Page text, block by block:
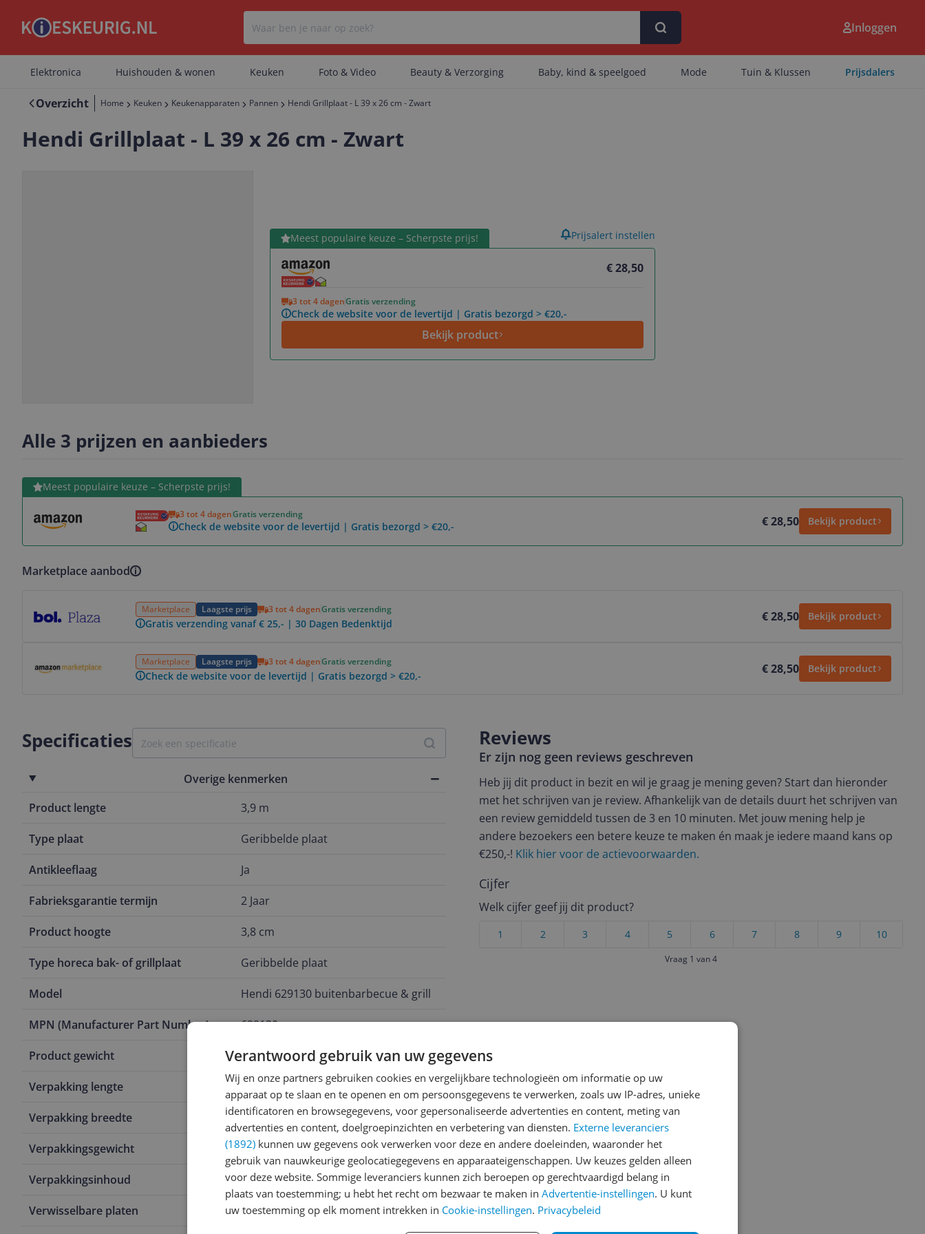
Er zijn geen artikelen gevonden.
Inloggen
Elektronica Huishouden & wonen Keuken Foto & Video Beauty & Verzorging Baby, kind & speelgoed Mode Tuin & Klussen Prijsdalers
Overzicht Home Keuken Keukenapparaten Pannen Hendi Grillplaat - L 39 x 26 cm - Zwart
Hendi Grillplaat - L 39 x 26 cm - Zwart
Meest populaire keuze – Scherpste prijs!
€ 28,50
3 tot 4 dagenGratis verzending
Check de website voor de levertijd | Gratis bezorgd > €20,-
Bekijk product
Bekijk product Prijsalert instellen
Alle 3 prijzen en aanbieders
Meest populaire keuze – Scherpste prijs!
3 tot 4 dagenGratis verzending
Check de website voor de levertijd | Gratis bezorgd > €20,- € 28,50 Bekijk product
Bekijk product
Marketplace aanbod
Marketplace Laagste prijs 3 tot 4 dagenGratis verzending
Gratis verzending vanaf € 25,- | 30 Dagen Bedenktijd € 28,50 Bekijk product
Marketplace Laagste prijs 3 tot 4 dagenGratis verzending
Check de website voor de levertijd | Gratis bezorgd > €20,- € 28,50 Bekijk product
Specificaties
Overige kenmerken
Product lengte
3,9 m
Type plaat Geribbelde plaat
Antikleeflaag Ja
Fabrieksgarantie termijn 2 Jaar
Product hoogte 3,8 cm
Type horeca bak- of grillplaat Geribbelde plaat
Model Hendi 629130 buitenbarbecue & grill
MPN (Manufacturer Part Number) 629130
Product gewicht 50 kg
Verpakking lengte 39,3 cm
Verpakking breedte 26 cm
Verpakkingsgewicht 1,32 kg
Verpakkingsinhoud Grillplaat voor inductiekookplaten
Verwisselbare platen Nee
Reviews
Er zijn nog geen reviews geschreven
Heb jij dit product in bezit en wil je graag je mening geven? Start dan hieronder
met het schrijven van je review. Afhankelijk van de details duurt het schrijven van
een review gemiddeld tussen de 3 en 10 minuten. Met jouw mening help je
andere bezoekers een betere keuze te maken én maak je iedere maand kans op
€250,-! Klik hier voor de actievoorwaarden.
Cijfer
Welk cijfer geef jij dit product?
10
9
8
7
6
5
4
3
2
1
Vraag 1 van 4
Verantwoord gebruik van uw gegevens
Wij en onze partners gebruiken cookies en vergelijkbare technologieën om informatie op uw
apparaat op te slaan en te openen en om persoonsgegevens te verwerken, zoals uw IP-adres, unieke
identificatoren en browsegegevens, voor gepersonaliseerde advertenties en content, meting van
advertenties en content, doelgroepinzichten en verbetering van diensten. Externe leveranciers
(1892) kunnen uw gegevens ook verwerken voor deze en andere doeleinden, waaronder het
gebruik van nauwkeurige geolocatiegegevens en apparaateigenschappen. Uw keuzes gelden alleen
voor deze website. Sommige leveranciers kunnen zich beroepen op gerechtvaardigd belang in
plaats van toestemming; u hebt het recht om bezwaar te maken in Advertentie-instellingen. U kunt
uw toestemming op elk moment intrekken in Cookie-instellingen. Privacybeleid